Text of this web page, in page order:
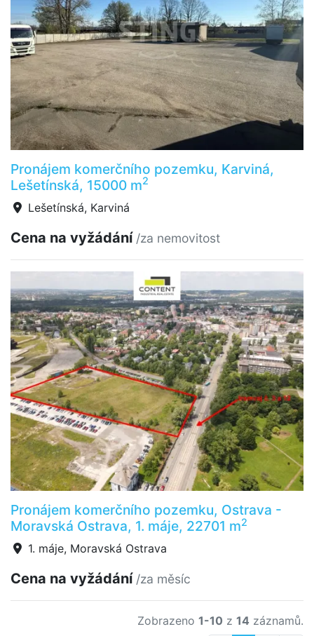
Pronájem komerčního pozemku, Karviná,
Lešetínská, 15000 m2
Lešetínská, Karviná
Cena na vyžádání /za nemovitost
Pronájem komerčního pozemku, Ostrava -
Moravská Ostrava, 1. máje, 22701 m2
1. máje, Moravská Ostrava
Cena na vyžádání /za měsíc
Zobrazeno 1-10 z 14 záznamů.